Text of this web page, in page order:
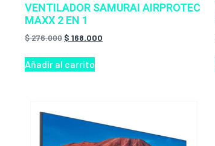
VENTILADOR SAMURAI AIRPROTEC
MAXX 2 EN 1
$276.000 $ 168.000
Añadir al carrito